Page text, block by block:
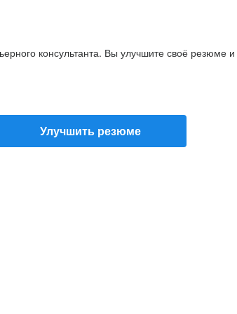
консультанта. Вы улучшите своё резюме
Улучшить резюме